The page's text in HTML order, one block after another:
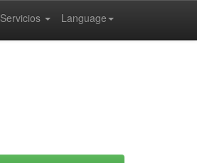
Language
Servicios